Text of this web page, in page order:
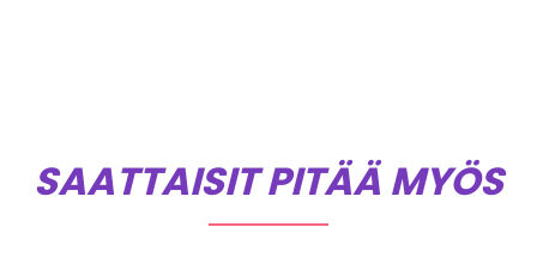
SAATTAISIT PITÄÄ MYÖS